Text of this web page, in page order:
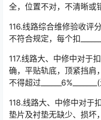
全，位置不对，不清晰或错
116.线路综合维修验收评
不符合规定，每个扣
117.线路大、中修中对于
确，平贴轨底，顶紧挡肩
不得超过
118.线路大、中修中对于
垫片及衬垫无缺少、损坏